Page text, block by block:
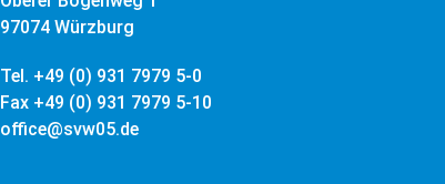
97074 Würzburg
Tel. +49 (0) 931 7979 5-0
Fax +49 (0) 931 7979 5-10
office@svw05.de